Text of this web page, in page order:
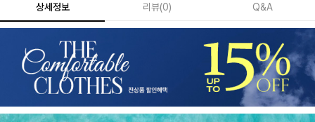
상세정보 리뷰(0) Q&A